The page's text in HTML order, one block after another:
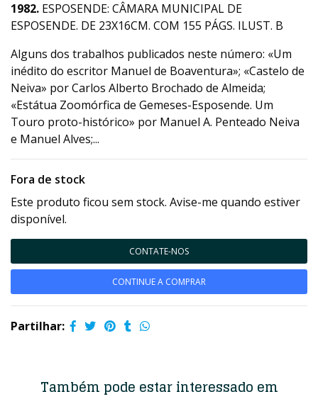
1982. ESPOSENDE: CÂMARA MUNICIPAL DE
ESPOSENDE. DE 23X16CM. COM 155 PÁGS. ILUST. B
Alguns dos trabalhos publicados neste número: «Um
inédito do escritor Manuel de Boaventura»; «Castelo de
Neiva» por Carlos Alberto Brochado de Almeida;
«Estátua Zoomórfica de Gemeses-Esposende. Um
Touro proto-histórico» por Manuel A. Penteado Neiva
e Manuel Alves;...
Fora de stock
Este produto ficou sem stock. Avise-me quando estiver
disponível.
CONTATE-NOS
CONTINUE A COMPRAR
Partilhar:
Também pode estar interessado em